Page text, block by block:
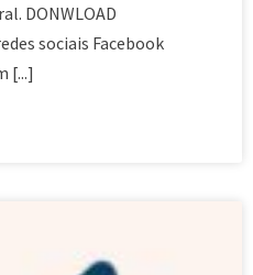
DONWLOAD
sociais Facebook
[...]